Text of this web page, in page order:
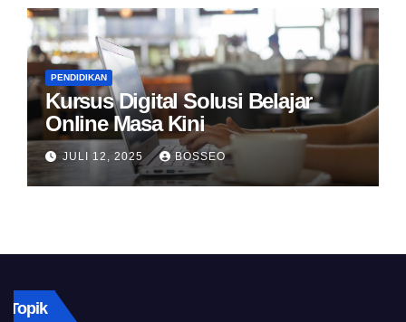
PENDIDIKAN
Kursus Digital Solusi Belajar
Online Masa Kini
JULI 12, 2025 BOSSEO
Topik